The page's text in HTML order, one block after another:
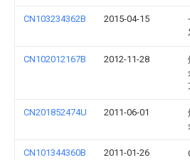
CN103234362B 2015-04-15
CN102012167B 2012-11-28
CN201852474U 2011-06-01
CN101344360B 2011-01-26